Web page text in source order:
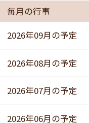
毎月の行事
2026年09月の予定
2026年08月の予定
2026年07月の予定
2026年06月の予定